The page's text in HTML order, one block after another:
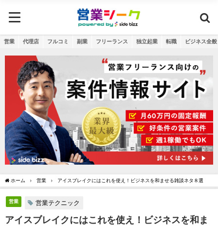
営業 代理店 フルコミ 副業 フリーランス 独立起業 転職 ビジネス全般
ホーム 営業 アイスブレイクにはこれを使え！ビジネスを和ませる雑談ネタ８選
営業 営業テクニック
アイスブレイクにはこれを使え！ビジネスを和ま